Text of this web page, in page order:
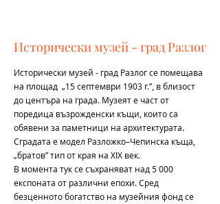
Исторически музей - град Разлог
Исторически музей - град Разлог се помещава
на площад „15 септември 1903 г.”, в близост
до центъра на града. Музеят е част от
поредица възрожденски къщи, които са
обявени за паметници на архитектурата.
Сградата е модел Разложко–Чепинска къща,
„братов” тип от края на ХIХ век.
В момента тук се съхраняват над 5 000
експоната от различни епохи. Сред
безценното богатство на музейния фонд се